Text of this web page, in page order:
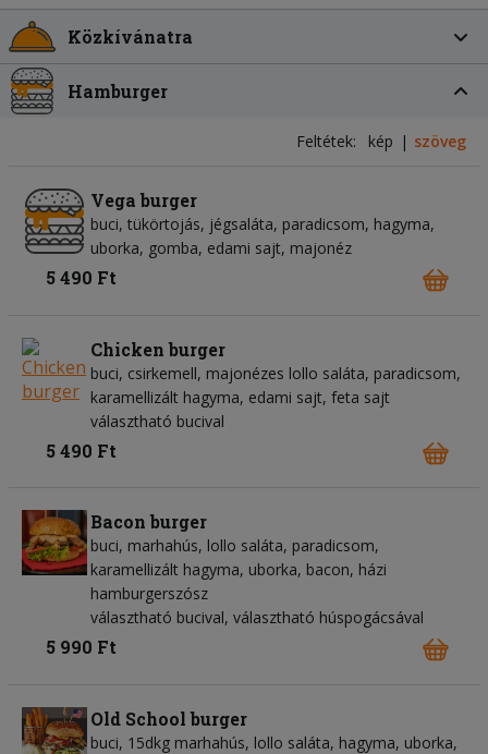
Közkívánatra
Hamburger
Feltétek: kép szöveg
Vega burger
buci, tükörtojás, jégsaláta, paradicsom, hagyma,
uborka, gomba, edami sajt, majonéz
5 490 Ft
Chicken burger
buci, csirkemell, majonézes lollo saláta, paradicsom,
karamellizált hagyma, edami sajt, feta sajt
választható bucival
5 490 Ft
Bacon burger
buci, marhahús, lollo saláta, paradicsom,
karamellizált hagyma, uborka, bacon, házi
hamburgerszósz
választható bucival, választható húspogácsával
5 990 Ft
Old School burger
buci, 15dkg marhahús, lollo saláta, hagyma, uborka,